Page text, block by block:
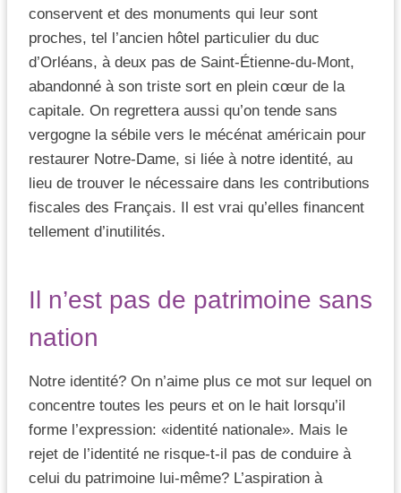
conservent et des monuments qui leur sont
proches, tel l’ancien hôtel particulier du duc
d’Orléans, à deux pas de Saint-Étienne-du-Mont,
abandonné à son triste sort en plein cœur de la
capitale. On regrettera aussi qu’on tende sans
vergogne la sébile vers le mécénat américain pour
restaurer Notre-Dame, si liée à notre identité, au
lieu de trouver le nécessaire dans les contributions
fiscales des Français. Il est vrai qu’elles financent
tellement d’inutilités.
Il n’est pas de patrimoine sans
nation
Notre identité? On n’aime plus ce mot sur lequel on
concentre toutes les peurs et on le hait lorsqu’il
forme l’expression: «identité nationale». Mais le
rejet de l’identité ne risque-t-il pas de conduire à
celui du patrimoine lui-même? L’aspiration à